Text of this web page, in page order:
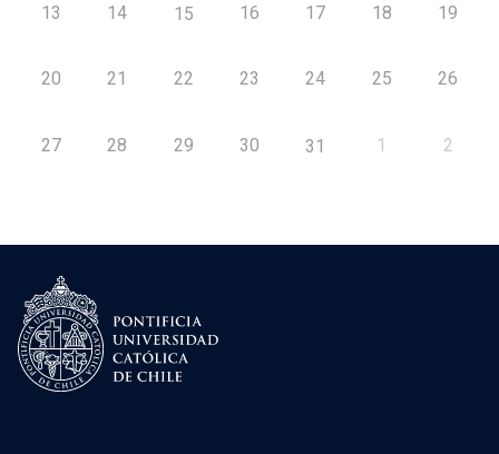
13 14 15 16 17 18 19
20 21 22 23 24 25 26
27 28 29 30 31 1 2